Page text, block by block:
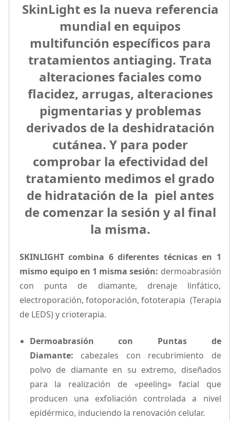
SkinLightes la nueva referencia
mundial en equipos
multifunción específicos para
tratamientos antiaging. Trata
alteraciones faciales como
flacidez, arrugas, alteraciones
pigmentarias y problemas
derivados de la deshidratación
cutánea. Y para poder
comprobar la efectividad del
tratamiento medimos el grado
de hidratación de la piel antes
de comenzar la sesión y al final
la misma.
SKINLIGHT combina 6 diferentes técnicas en 1
mismo equipo en 1 misma sesión: dermoabrasión
con punta de diamante, drenaje linfático,
electroporación, fotoporación, fototerapia (Terapia
de LEDS) y crioterapia.
Dermoabrasión con Puntas de
Diamante: cabezales con recubrimiento de
polvo de diamante en su extremo, diseñados
para la realización de «peeling» facial que
producen una exfoliación controlada a nivel
epidérmico, induciendo la renovación celular.